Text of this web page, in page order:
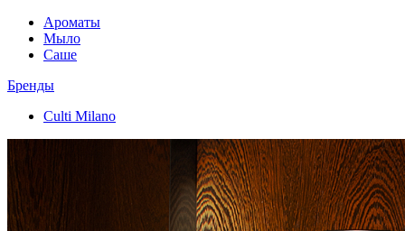
Ароматы
Мыло
Саше
Бренды
Culti Milano